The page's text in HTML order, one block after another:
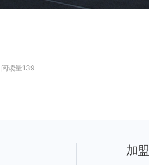
阅读量139
加